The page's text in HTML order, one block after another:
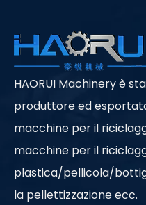
HAORUI Machinery è
produttore ed
macchine per il
macchine per il
plastica/pellicola/
la pellettizzazione ecc.